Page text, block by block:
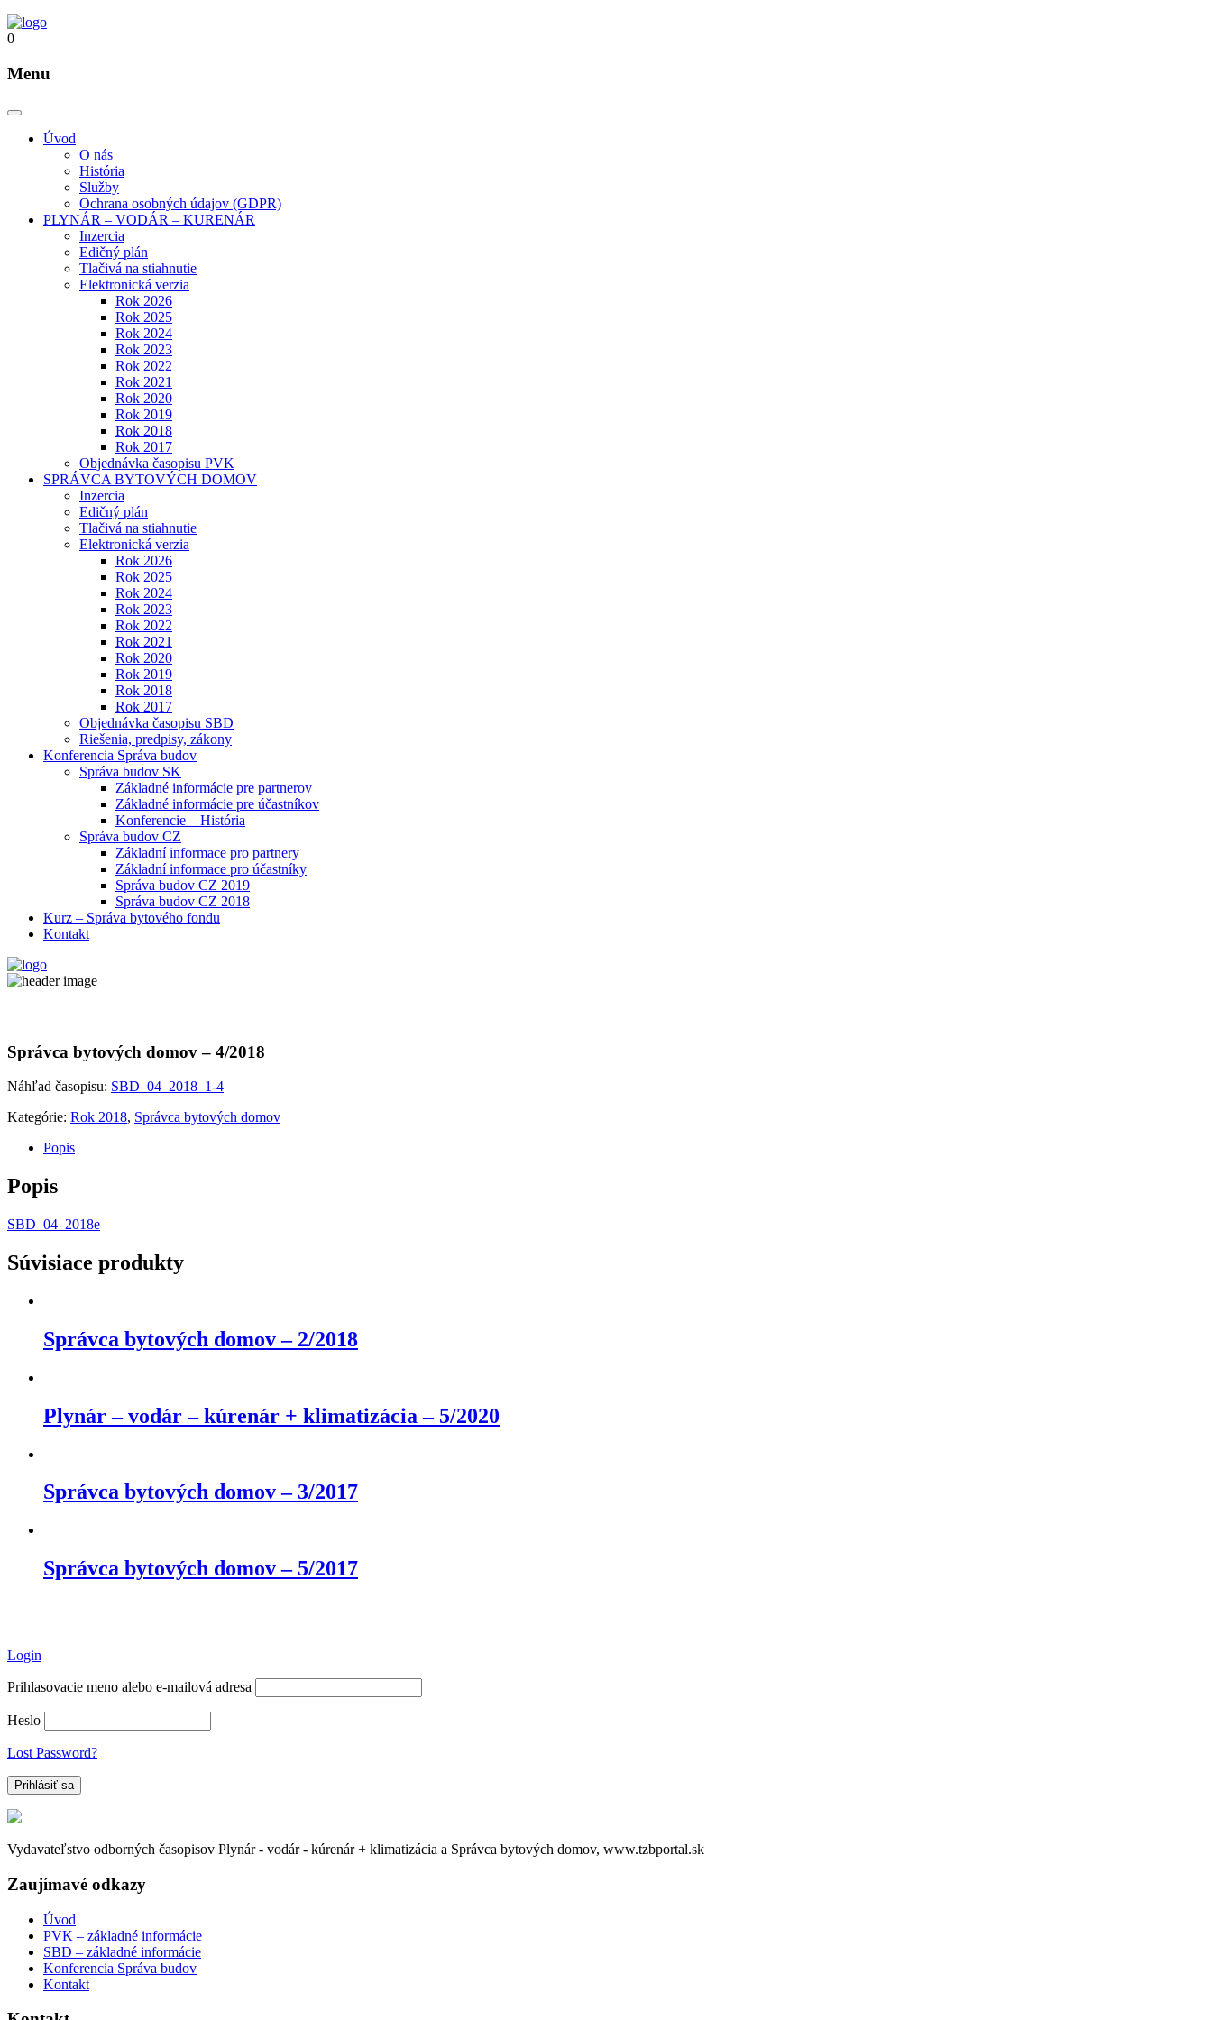
0
Menu
Úvod
O nás
História
Služby
Ochrana osobných údajov (GDPR)
PLYNÁR – VODÁR – KURENÁR
Inzercia
Edičný plán
Tlačivá na stiahnutie
Elektronická verzia
Rok 2026
Rok 2025
Rok 2024
Rok 2023
Rok 2022
Rok 2021
Rok 2020
Rok 2019
Rok 2018
Rok 2017
Objednávka časopisu PVK
SPRÁVCA BYTOVÝCH DOMOV
Inzercia
Edičný plán
Tlačivá na stiahnutie
Elektronická verzia
Rok 2026
Rok 2025
Rok 2024
Rok 2023
Rok 2022
Rok 2021
Rok 2020
Rok 2019
Rok 2018
Rok 2017
Objednávka časopisu SBD
Riešenia, predpisy, zákony
Konferencia Správa budov
Správa budov SK
Základné informácie pre partnerov
Základné informácie pre účastníkov
Konferencie – História
Správa budov CZ
Základní informace pro partnery
Základní informace pro účastníky
Správa budov CZ 2019
Správa budov CZ 2018
Kurz – Správa bytového fondu
Kontakt
Správca bytových domov – 4/2018
Náhľad časopisu: SBD_04_2018_1-4
Kategórie: Rok 2018, Správca bytových domov
Popis
Popis
SBD_04_2018e
Súvisiace produkty
Správca bytových domov – 2/2018
Plynár – vodár – kúrenár + klimatizácia – 5/2020
Správca bytových domov – 3/2017
Správca bytových domov – 5/2017
Login
Prihlasovacie meno alebo e-mailová adresa
Heslo
Lost Password?
Vydavateľstvo odborných časopisov Plynár - vodár - kúrenár + klimatizácia a Správca bytových domov, www.tzbportal.sk
Zaujímavé odkazy
Úvod
PVK – základné informácie
SBD – základné informácie
Konferencia Správa budov
Kontakt